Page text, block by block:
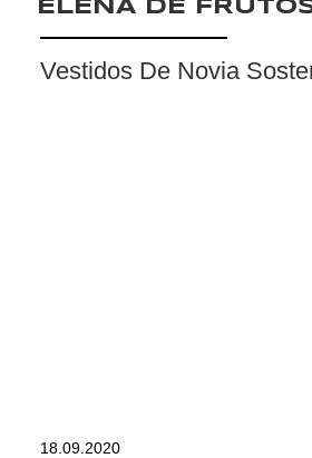
ELENA DE
Vestidos De Novia
18.09.2020